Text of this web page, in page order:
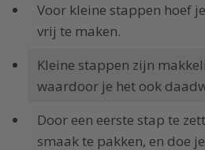
Voor kleine stappen hoef
vrij te maken.
Kleine stappen zijn
waardoor je het ook
Door een eerste stap te
smaak te pakken, en doe